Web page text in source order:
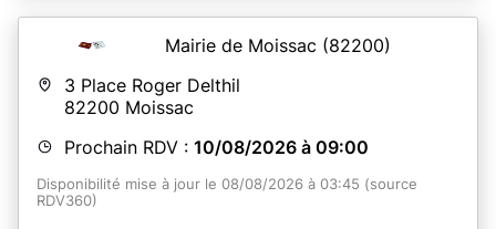
Mairie de Moissac (82200)
3 Place Roger Delthil
82200 Moissac
Prochain RDV : 10/08/2026 à 09:00
Disponibilité mise à jour le 08/08/2026 à 03:45 (source
RDV360)